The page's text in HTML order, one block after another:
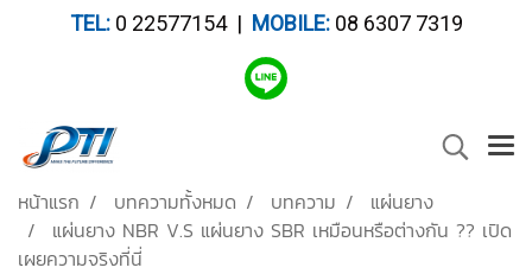
TEL:0 22577154 | MOBILE: 08 6307 7319
หน้าแรก บทความทั้งหมด บทความ
แผ่นยาง
แผ่นยาง NBR V.S แผ่นยาง SBR เหมือนหรือต่างกัน ?? เปิด
เผยความจริงที่นี่